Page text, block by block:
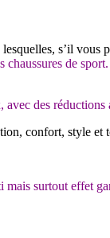
lesquelles, s’il
chaussures de sport.
avec des
confort, style et
mais surtout effet